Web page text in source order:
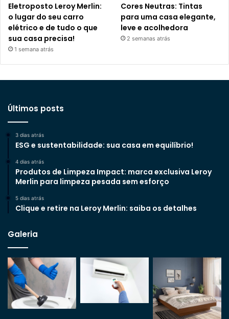
Eletroposto Leroy Merlin:
o lugar do seu carro
elétrico e de tudo o que
sua casa precisa!
1 semana atrás
Cores Neutras: Tintas
para uma casa elegante,
leve e acolhedora
2 semanas atrás
Últimos posts
3 dias atrás
ESG e sustentabilidade: sua casa em equilíbrio!
4 dias atrás
Produtos de Limpeza Impact: marca exclusiva Leroy
Merlin para limpeza pesada sem esforço
5 dias atrás
Clique e retire na Leroy Merlin: saiba os detalhes
Galeria